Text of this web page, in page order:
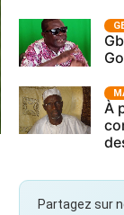
À
Partagez sur